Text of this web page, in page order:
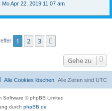
Mo Apr 22, 2019 11:07 am
1 2 3
Gehe zu
Alle Zeiten sind UTC
Alle Cookies löschen
Software © phpBB Limited
durch phpBB.de